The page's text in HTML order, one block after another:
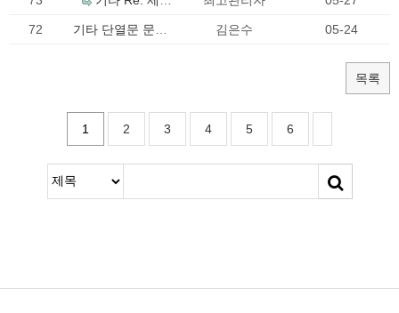
다
드립니다
72 기타 단열문 문의
김은수 05-24
목록
1 2 3 4 5 6